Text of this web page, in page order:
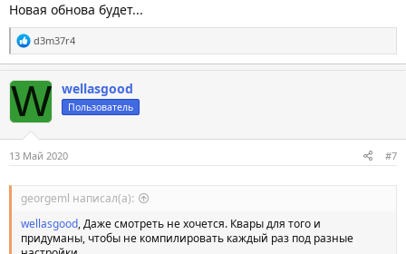
Новая обнова будет...
С
и
м
п
а
т
и
и
d3m37r4
W wellasgood
Пользователь
13 Май 2020 #7
georgeml написал(а):
wellasgood, Даже смотреть не хочется. Квары для того и
придуманы, чтобы не компилировать каждый раз под разные